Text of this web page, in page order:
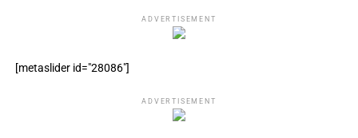
ADVERTISEMENT
[metaslider id="28086"]
ADVERTISEMENT